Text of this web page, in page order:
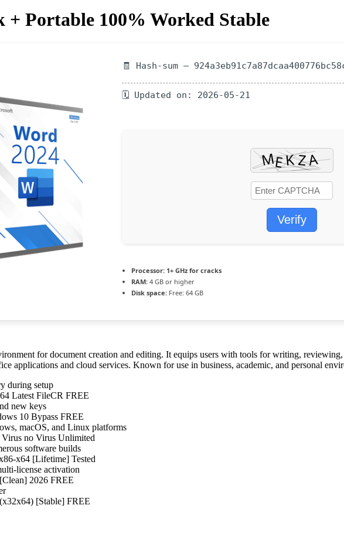
Portable 100% Worked Stable
🧾 Hash-sum —
🗓 Updated on: 2026-05-21
Verify
Processor: 1+ GHz for cracks
RAM: 4 GB or higher
Disk space: Free: 64 GB
for document creation and editing. It equips users with tools for writing,
applications and cloud services. Known for use in business, academic, and personal
during setup
Latest FileCR FREE
new keys
10 Bypass FREE
macOS, and Linux platforms
no Virus Unlimited
software builds
x64 [Lifetime] Tested
license activation
2026 FREE
[Stable] FREE